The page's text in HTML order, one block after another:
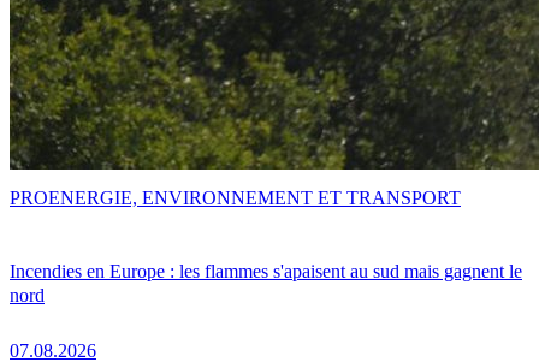
Incendies en Europe : les flammes s'apaisent au sud mais gagnent le
nord
07.08.2026
PROENERGIE, ENVIRONNEMENT ET TRANSPORT